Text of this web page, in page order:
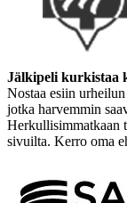
Jälkipeli kurkistaa
Nostaa esiin
jotka harvemmin
Herkullisimmatkaan
sivuilta. Kerro oma